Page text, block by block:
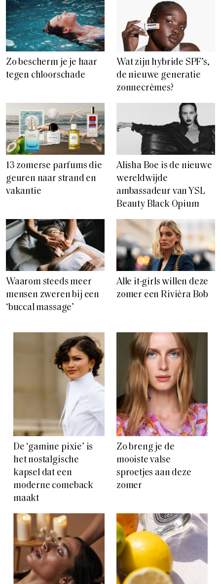
Zo bescherm je je haar
tegen chloorschade
Wat zijn hybride SPF’s,
de nieuwe generatie
zonnecrèmes?
13 zomerse parfums die
geuren naar strand en
vakantie
Alisha Boe is de nieuwe
wereldwijde
ambassadeur van YSL
Beauty Black Opium
Waarom steeds meer
mensen zweren bij een
‘buccal massage’
Alle it-girls willen deze
zomer een Rivièra Bob
De ‘gamine pixie’ is
het nostalgische
kapsel dat een
moderne comeback
maakt
Zo breng je de
mooiste valse
sproetjes aan deze
zomer